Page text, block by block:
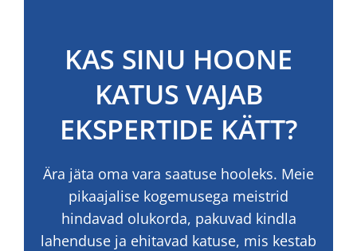
KAS SINU HOONE
KATUS VAJAB
EKSPERTIDE KÄTT?
Ära jäta oma vara saatuse hooleks. Meie
pikaajalise kogemusega meistrid
hindavad olukorda, pakuvad kindla
lahenduse ja ehitavad katuse, mis kestab